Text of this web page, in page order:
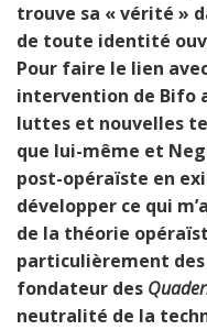
trouve sa « vérité »
de toute identité
Pour faire le lien
intervention de Bifo
luttes et nouvelles
que lui-même et
post-opéraïste en
développer ce qui
de la théorie
particulièrement
fondateur des
neutralité de la